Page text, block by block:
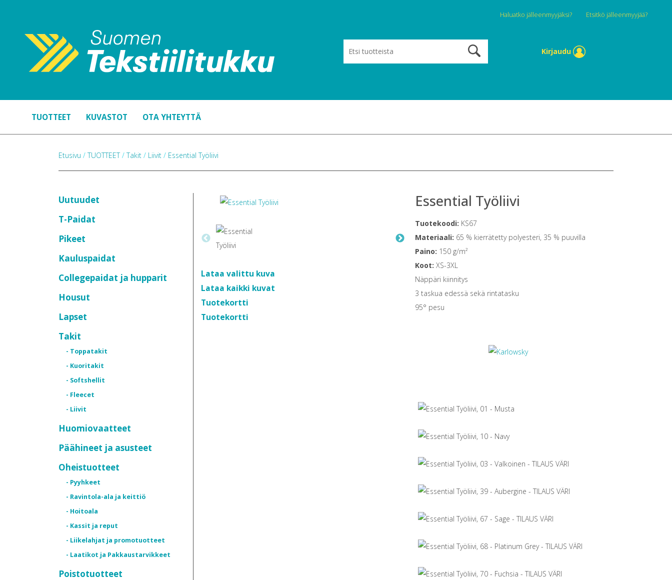
Haluatko jälleenmyyjäksi? Etsitkö jälleenmyyjää?
Kirjaudu
TUOTTEET KUVASTOT OTA YHTEYTTÄ
Etusivu /TUOTTEET/Takit / Liivit / Essential Työliivi
Uutuudet
T-Paidat
Pikeet
Kauluspaidat
Collegepaidat ja hupparit
Housut
Lapset
Takit
- Toppatakit
- Kuoritakit
- Softshellit
- Fleecet
- Liivit
Huomiovaatteet
Päähineet ja asusteet
Oheistuotteet
- Pyyhkeet
- Ravintola-ala ja keittiö
- Hoitoala
- Kassit ja reput
- Liikelahjat ja promotuotteet
- Laatikot ja Pakkaustarvikkeet
Poistotuotteet
Lataa valittu kuva
Lataa kaikki kuvat
Tuotekortti
Tuotekortti
Essential Työliivi
Tuotekoodi: KS67
Materiaali: 65 % kierrätetty polyesteri, 35 % puuvilla
Paino: 150 g/m²
Koot: XS-3XL
Näppäri kiinnitys
3 taskua edessä sekä rintatasku
95° pesu